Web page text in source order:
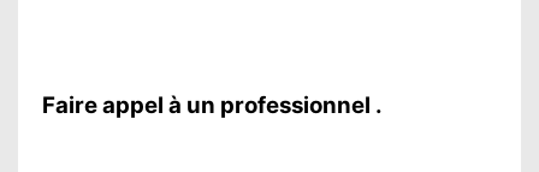
Faire appel à un professionnel .